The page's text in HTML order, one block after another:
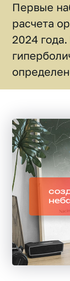
Первые
расчета
2024